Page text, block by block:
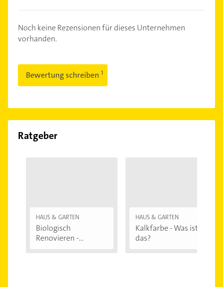
Noch keine Rezensionen für dieses Unternehmen
vorhanden.
Bewertung schreiben
Ratgeber
HAUS & GARTEN
Biologisch
Renovieren -
HAUS & GARTEN
Kalkfarbe - Was ist
das?